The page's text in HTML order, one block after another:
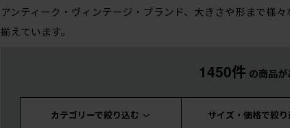
アンティーク・ヴィンテージ・ブランド、大きさや形まで様
揃えています。
1450件 の商品
カテゴリーで絞り込む サイズ・価格で絞り